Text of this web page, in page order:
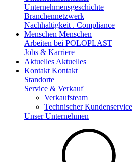
Unternehmensgeschichte
Branchennetzwerk
Nachhaltigkeit . Compliance
Menschen Menschen
Arbeiten bei POLOPLAST
Jobs & Karriere
Aktuelles Aktuelles
Kontakt Kontakt
Standorte
Service & Verkauf
Verkaufsteam
Technischer Kundenservice
Unser Unternehmen